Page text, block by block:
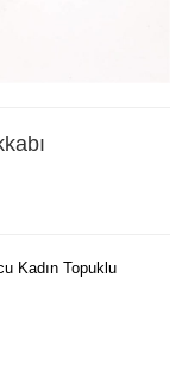
Kadın Topuklu